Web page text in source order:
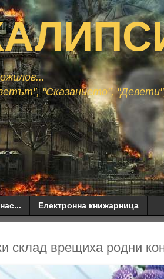
"Сказанието",
Електронна книжарница
склад врещиха родни